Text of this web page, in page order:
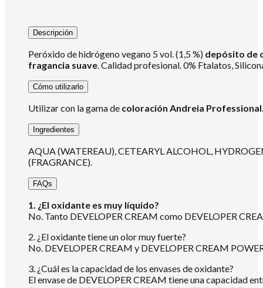
Descripción
Peróxido de hidrógeno vegano 5 vol. (1,5 %) depósito de
fragancia suave. Calidad profesional. 0% Ftalatos,
Cómo utilizarlo
Utilizar con la gama de coloración Andreia Professional
Ingredientes
AQUA (WATEREAU), CETEARYL ALCOHOL,
(FRAGRANCE).
FAQs
1. ¿El oxidante es muy líquido?
No. Tanto DEVELOPER CREAM como DEVELOPER
2. ¿El oxidante tiene un olor muy fuerte?
No. DEVELOPER CREAM y DEVELOPER CREAM
3. ¿Cuál es la capacidad de los envases de oxidante?
El envase de DEVELOPER CREAM tiene una capacidad